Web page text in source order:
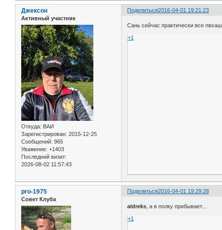
Поделиться2016-04-01 19:21:23
Джексон
Активный участник
Откуда: ВАИ
Зарегистрирован: 2015-12-25
Сообщений: 965
Уважение: +1403
Последний визит:
2026-08-02 11:57:43
Сань сейчас практически все
+1
Поделиться2016-04-01 19:29:28
pro-1975
Совет Клуба
aldreks , а в полку прибывает...
+1